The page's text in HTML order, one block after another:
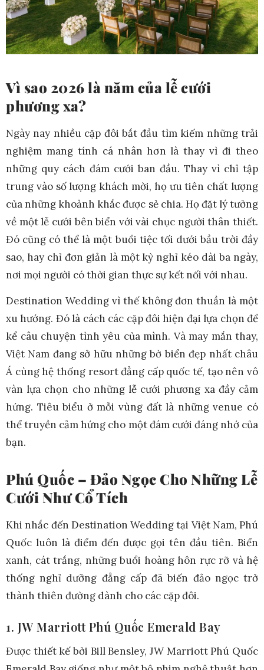
Vì sao 2026 là năm của lễ cưới
phương xa?
Ngày nay nhiều cặp đôi bắt đầu tìm kiếm những trải
nghiệm mang tính cá nhân hơn là thay vì đi theo
những quy cách đám cưới ban đầu. Thay vì chỉ tập
trung vào số lượng khách mời, họ ưu tiên chất lượng
của những khoảnh khắc được sẻ chia. Họ đặt lý tưởng
về một lễ cưới bên biển với vài chục người thân thiết.
Đó cũng có thể là một buổi tiệc tối dưới bầu trời đầy
sao, hay chỉ đơn giản là một kỳ nghỉ kéo dài ba ngày,
nơi mọi người có thời gian thực sự kết nối với nhau.
Destination Wedding vì thế không đơn thuần là một
xu hướng. Đó là cách các cặp đôi hiện đại lựa chọn để
kể câu chuyện tình yêu của mình. Và may mắn thay,
Việt Nam đang sở hữu những bờ biển đẹp nhất châu
Á cùng hệ thống resort đẳng cấp quốc tế, tạo nên vô
vàn lựa chọn cho những lễ cưới phương xa đầy cảm
hứng. Tiêu biểu ở mỗi vùng đất là những venue có
thể truyền cảm hứng cho một đám cưới đáng nhớ của
bạn.
Phú Quốc – Đảo Ngọc Cho Những Lễ
Cưới Như Cổ Tích
Khi nhắc đến Destination Wedding tại Việt Nam, Phú
Quốc luôn là điểm đến được gọi tên đầu tiên. Biển
xanh, cát trắng, những buổi hoàng hôn rực rỡ và hệ
thống nghỉ dưỡng đẳng cấp đã biến đảo ngọc trở
thành thiên đường dành cho các cặp đôi.
1. JW Marriott Phú Quốc Emerald Bay
Được thiết kế bởi Bill Bensley, JW Marriott Phú Quốc